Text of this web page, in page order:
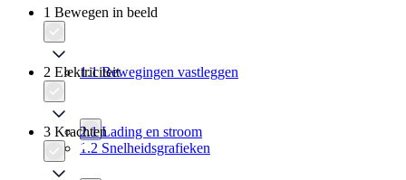
1 Bewegen in beeld
1.1 Bewegingen vastleggen
1.2 Snelheidsgrafieken
2 Elektriciteit
2.1 Lading en stroom
3 Krachten